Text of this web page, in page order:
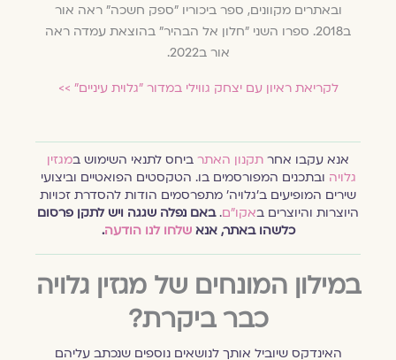
ובאתרים מקוונים, ספר ביכוריו ״ספק חשכה״ ראה אור
ב2018. ספרו השני "חלון אל הבהיר" בהוצאת עמדה ראה
אור ב2022.
לקריאת ראיון עם יצחק גווילי במדור ״גלוית עיניים״ >>
אנא עקבו אחר תקנון האתר ביחס לתנאי השימוש במגזין
גלויה ובתכנים המפורסמים בו. הטקסטים הפואטיים וביצועי
שירים המופיעים ב׳גלויה׳ מתפרסמים הודות להסדרת זכויות
היוצרות והיוצרים באקו״ם.באם נפלה שגגה ויש לתקן פרסום
כלשהו באתר, אנאשלחו לנו הודעה.
במילון המונחים של מגזין גלויה
כבר ביקרת?
האינדקס שיוביל אותך לנושאים נוספים שנכתב עליהם